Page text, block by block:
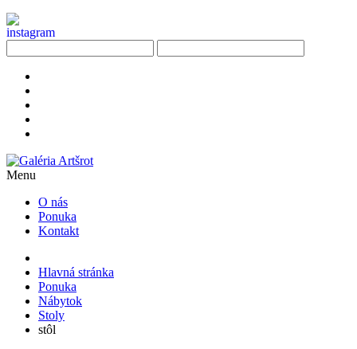
Menu
O nás
Ponuka
Kontakt
Hlavná stránka
Ponuka
Nábytok
Stoly
stôl